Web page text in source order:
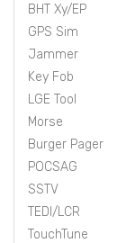
BHT Xy/EP
GPS Sim
Jammer
Key Fob
LGE Tool
Morse
Burger Pager
POCSAG
SSTV
TEDI/LCR
TouchTune